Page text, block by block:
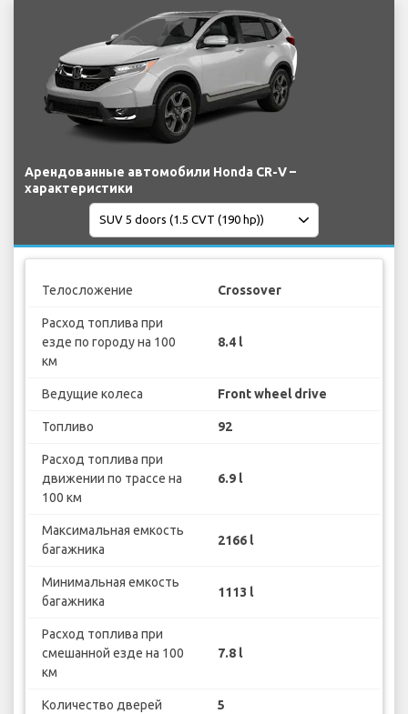
Арендованные автомобили Honda CR-V –
характеристики
Телосложение Crossover
Расход топлива при
езде по городу на 100
км
8.4 l
Ведущие колеса Front wheel drive
Топливо 92
Расход топлива при
движении по трассе на
100 км
6.9 l
Максимальная емкость
багажника
2166 l
Минимальная емкость
багажника
1113 l
Расход топлива при
смешанной езде на 100
км
7.8 l
Количество дверей 5